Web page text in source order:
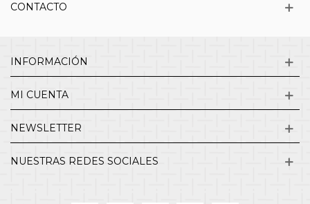
CONTACTO
INFORMACIÓN
MI CUENTA
NEWSLETTER
NUESTRAS REDES SOCIALES